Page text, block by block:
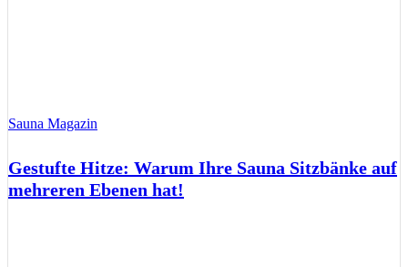
Sauna Magazin
Gestufte Hitze: Warum Ihre Sauna Sitzbänke auf
mehreren Ebenen hat!